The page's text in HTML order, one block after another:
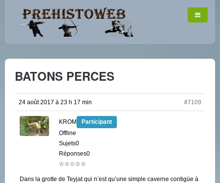
BATONS PERCES
24 août 2017 à 23 h 17 min #7109
KROM
Participant
Offline
Sujets0
Réponses0
☆☆☆☆☆
Dans la grotte de Teyjat qui n’est qu’une simple caverne contigüe à